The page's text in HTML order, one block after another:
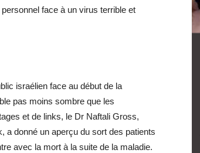
face à un virus terrible et
israélien face au début de la
pas moins sombre que les
et de links, le Dr Naftali Gross,
a donné un aperçu du sort des patients
avec la mort à la suite de la maladie.